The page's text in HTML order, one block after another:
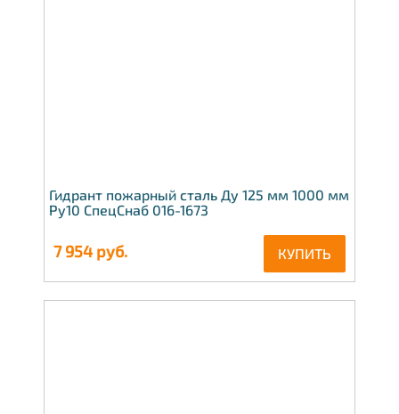
Гидрант пожарный сталь Ду 125 мм 1000 мм
Ру10 СпецСнаб 016-1673
7 954руб. КУПИТЬ